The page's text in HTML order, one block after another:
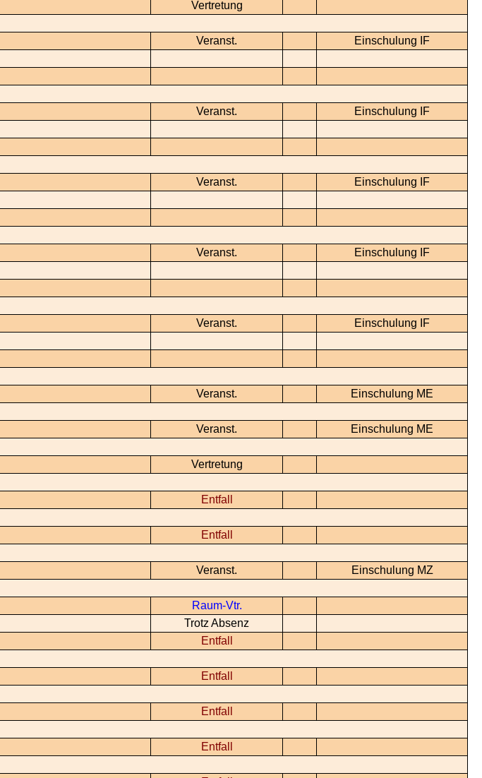
Vertretung
Veranst.
Einschulung IF
Veranst.
Einschulung IF
Veranst.
Einschulung IF
Veranst.
Einschulung IF
Veranst.
Einschulung IF
Veranst.
Einschulung ME
Veranst.
Einschulung ME
Vertretung
Entfall
Entfall
Veranst.
Einschulung MZ
Raum-Vtr.
Trotz Absenz
Entfall
Entfall
Entfall
Entfall